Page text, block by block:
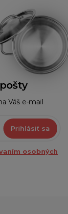
Váš e-mail
Prihlásiť sa
osobných